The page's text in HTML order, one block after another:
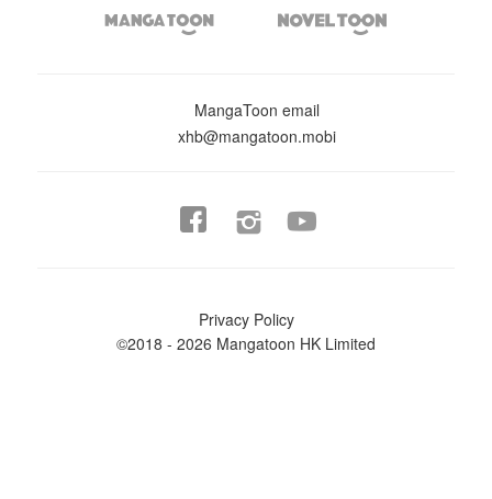
 
MangaToon email
xhb@mangatoon.mobi
 
Privacy Policy
©2018 - 2026 Mangatoon HK Limited